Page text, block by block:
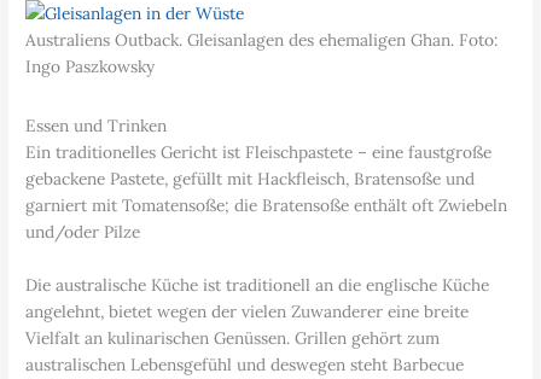
Australiens Outback. Gleisanlagen des ehemaligen Ghan. Foto:
Ingo Paszkowsky
Essen und Trinken
Ein traditionelles Gericht ist Fleischpastete – eine faustgroße
gebackene Pastete, gefüllt mit Hackfleisch, Bratensoße und
garniert mit Tomatensoße; die Bratensoße enthält oft Zwiebeln
und/oder Pilze
Die australische Küche ist traditionell an die englische Küche
angelehnt, bietet wegen der vielen Zuwanderer eine breite
Vielfalt an kulinarischen Genüssen. Grillen gehört zum
australischen Lebensgefühl und deswegen steht Barbecue